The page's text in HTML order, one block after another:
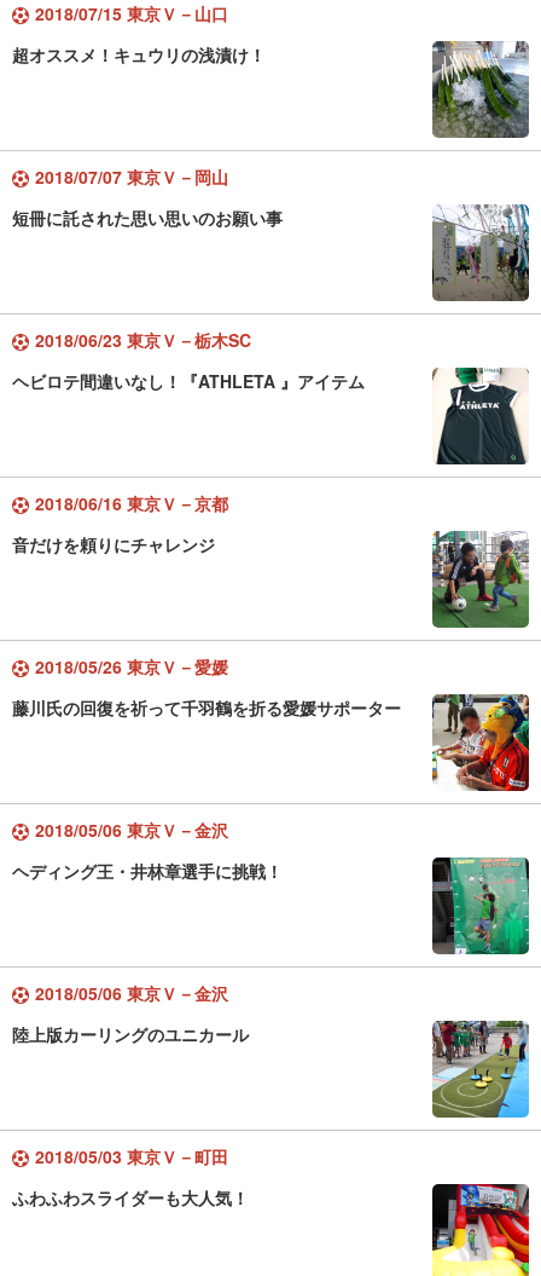
2018/07/15 東京Ｖ－山口
超オススメ！キュウリの浅漬け！
2018/07/07 東京Ｖ－岡山
短冊に託された思い思いのお願い事
2018/06/23 東京Ｖ－栃木SC
ヘビロテ間違いなし！『ATHLETA 』アイテム
2018/06/16 東京Ｖ－京都
音だけを頼りにチャレンジ
2018/05/26 東京Ｖ－愛媛
藤川氏の回復を祈って千羽鶴を折る愛媛サポーター
2018/05/06 東京Ｖ－金沢
ヘディング王・井林章選手に挑戦！
2018/05/06 東京Ｖ－金沢
陸上版カーリングのユニカール
2018/05/03 東京Ｖ－町田
ふわふわスライダーも大人気！